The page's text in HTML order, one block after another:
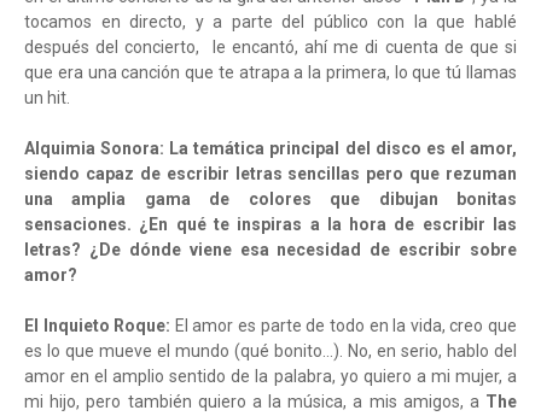
tocamos en directo, y a parte del público con la que hablé
después del concierto, le encantó, ahí me di cuenta de que si
que era una canción que te atrapa a la primera, lo que tú llamas
un hit.
Alquimia Sonora: La temática principal del disco es el amor,
siendo capaz de escribir letras sencillas pero que rezuman
una amplia gama de colores que dibujan bonitas
sensaciones. ¿En qué te inspiras a la hora de escribir las
letras? ¿De dónde viene esa necesidad de escribir sobre
amor?
El Inquieto Roque: El amor es parte de todo en la vida, creo que
es lo que mueve el mundo (qué bonito…). No, en serio, hablo del
amor en el amplio sentido de la palabra, yo quiero a mi mujer, a
mi hijo, pero también quiero a la música, a mis amigos, a The